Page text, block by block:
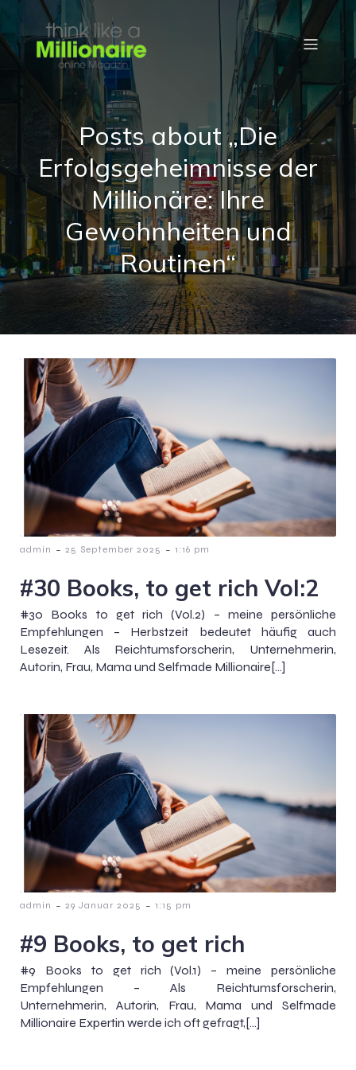
Posts about „Die
Erfolgsgeheimnisse der
Millionäre: Ihre
Gewohnheiten und
Routinen“
admin - 25 September 2025 - 1:16 pm
#30 Books, to get rich Vol:2
#30 Books to get rich (Vol.2) – meine persönliche
Empfehlungen – Herbstzeit bedeutet häufig auch
Lesezeit. Als Reichtumsforscherin, Unternehmerin,
Autorin, Frau, Mama und Selfmade Millionaire[…]
admin - 29 Januar 2025 - 1:15 pm
#9 Books, to get rich
#9 Books to get rich (Vol.1) – meine persönliche
Empfehlungen – Als Reichtumsforscherin,
Unternehmerin, Autorin, Frau, Mama und Selfmade
Millionaire Expertin werde ich oft gefragt,[…]